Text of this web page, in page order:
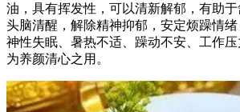
油，具有挥发性，可以清新解郁，有助
头脑清醒，解除精神抑郁，安定烦躁情
神性失眠、暑热不适、躁动不安、工作
为养颜清心之用。